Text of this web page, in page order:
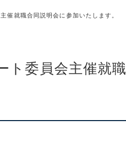
催就職合同説明会に参加いたします。
ト委員会主催就職